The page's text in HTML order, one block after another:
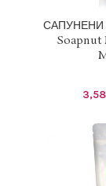
1
САПУНЕНИ
Soapnut